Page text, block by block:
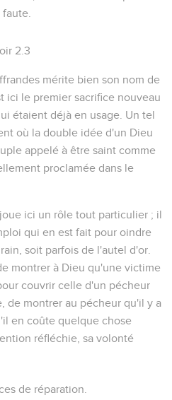
2.3
mérite bien son nom de
ici le premier sacrifice nouveau
étaient déjà en usage. Un tel
où la double idée d'un Dieu
appelé à être saint comme
proclamée dans le
ici un rôle tout particulier ; il
qui en est fait pour oindre
soit parfois de l'autel d'or.
montrer à Dieu qu'une victime
couvrir celle d'un pécheur
de montrer au pécheur qu'il y a
en coûte quelque chose
réfléchie, sa volonté
de réparation.